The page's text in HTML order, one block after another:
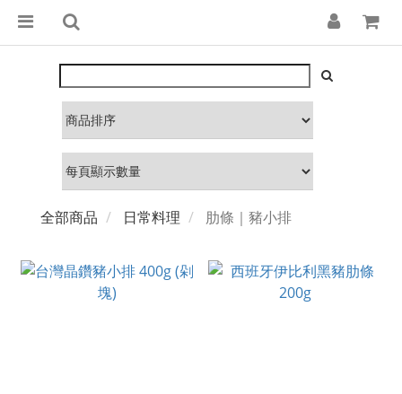
全部商品 日常料理 肋條｜豬小排